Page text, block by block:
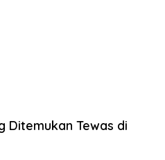
Ditemukan Tewas di